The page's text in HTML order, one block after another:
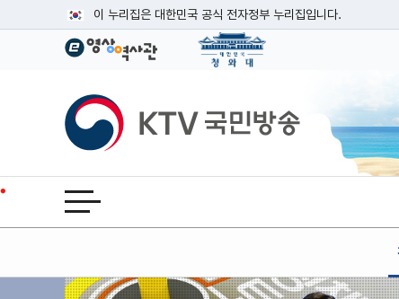
이 누리집은 대한민국 공식 전자정부 누리집입니다.
공식 누리집 주소 확인하기
이밖에 or.kr 또는 .kr등 다른 도메인 주소를 사용하고 있다면
운영중인 공식 누리집보기
KTV국민방송
전체메뉴 열기